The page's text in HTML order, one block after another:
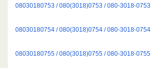
08030180753 / 080(3018)0753 / 080-3018-0753
08030180754 / 080(3018)0754 / 080-3018-0754
08030180755 / 080(3018)0755 / 080-3018-0755